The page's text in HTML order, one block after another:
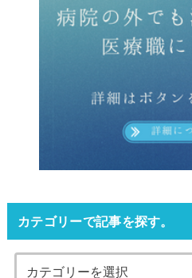
カテゴリーで記事を探す。